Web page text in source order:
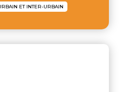
ET INTER-URBAIN